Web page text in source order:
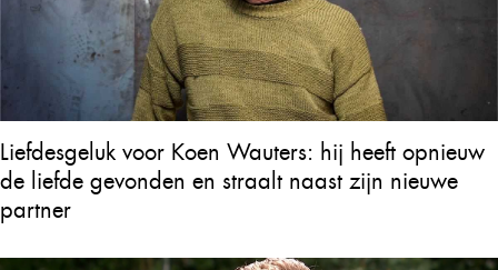
Liefdesgeluk voor Koen Wauters: hij heeft opnieuw
de liefde gevonden en straalt naast zijn nieuwe
partner